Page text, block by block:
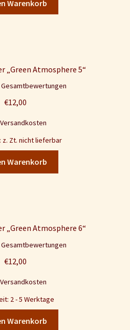
Warenkorb
„Green Atmosphere 5“
€12,00
Versandkosten
Zt. nicht lieferbar
Warenkorb
„Green Atmosphere 6“
€12,00
Versandkosten
2 - 5 Werktage
Warenkorb